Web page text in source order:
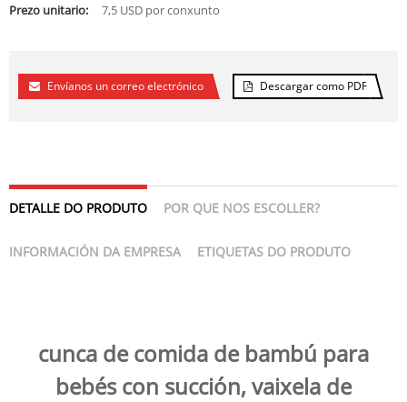
Prezo unitario:
7,5 USD por conxunto
Envíanos un correo electrónico Descargar como PDF
DETALLE DO PRODUTO POR QUE NOS ESCOLLER?
INFORMACIÓN DA EMPRESA ETIQUETAS DO PRODUTO
cunca de comida de bambú para
bebés con succión, vaixela de